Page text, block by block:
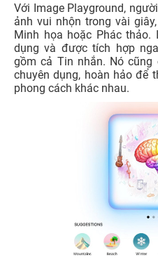
Với Image Playground,
ảnh vui nhộn trong vài
Minh họa hoặc Phác thảo.
dụng và được tích hợp
gồm cả Tin nhắn. Nó
chuyên dụng, hoàn hảo để
phong cách khác nhau.